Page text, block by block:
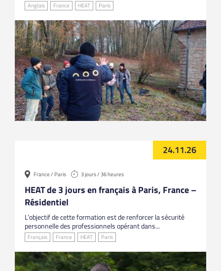
Anglais France HEAT Paris
24.11.26
France / Paris 3 jours / 36 heures
HEAT de 3 jours en français à Paris, France –
Résidentiel
L’objectif de cette formation est de renforcer la sécurité
personnelle des professionnels opérant dans...
Français France HEAT Paris